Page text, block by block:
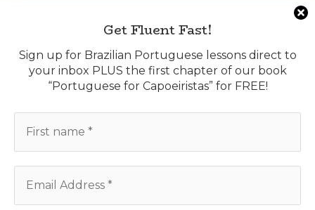
Get Fluent Fast!
Sign up for Brazilian Portuguese lessons direct to
your inbox PLUS the first chapter of our book
“Portuguese for Capoeiristas” for FREE!